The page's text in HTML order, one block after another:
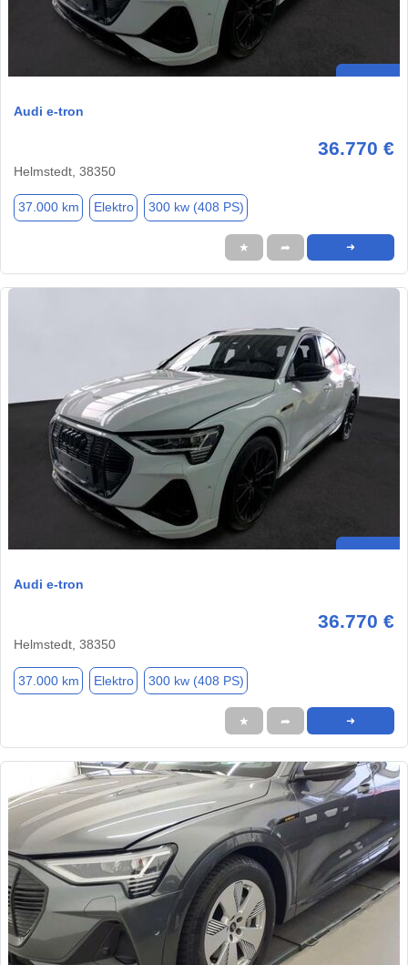
Audi e-tron
36.770 €
Helmstedt, 38350
37.000 km Elektro 300 kw (408 PS)
★ ➦ ➜
Audi e-tron
36.770 €
Helmstedt, 38350
37.000 km Elektro 300 kw (408 PS)
★ ➦ ➜